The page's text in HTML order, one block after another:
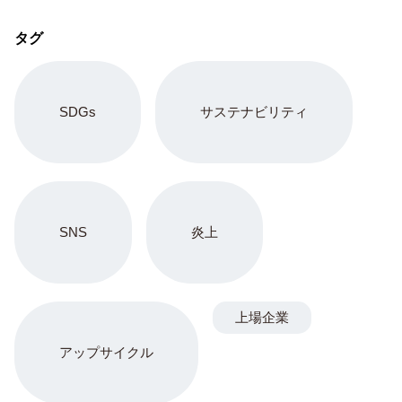
タグ
SDGs サステナビリティ
SNS 炎上
アップサイクル
上場企業